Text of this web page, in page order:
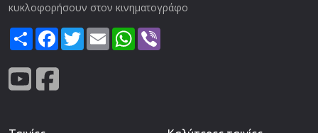
κυκλοφορήσουν στον κινηματογράφο
ShareFacebook
TwitterEmail WhatsApp